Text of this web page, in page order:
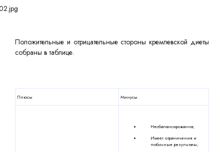
Положительные и отрицательные стороны кремлевской диеты
собраны в таблице.
Плюсы Минусы
Несбалансированна;
Имеет ограничения и
побочные результаты;